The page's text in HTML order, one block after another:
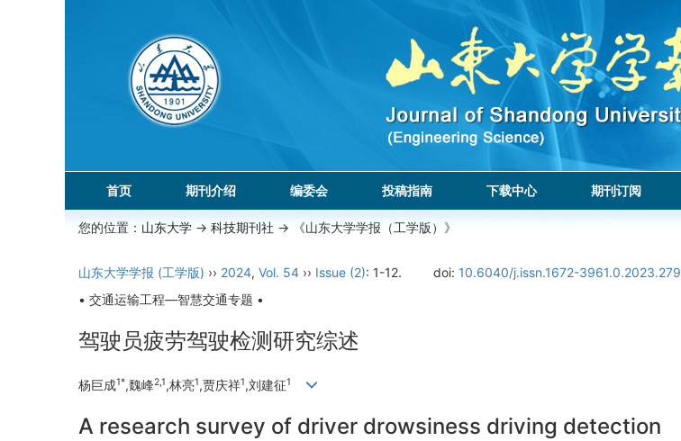
首页 期刊介绍 编委会 投稿指南 下载中心 期刊订阅
您的位置： 山东大学 -> 科技期刊社 -> 《山东大学学报（工学版）》
山东大学学报 (工学版) ›› 2024, Vol. 54 ›› Issue (2): 1-12. doi: 10.6040/j.issn.1672-3961.0.2023.279
• 交通运输工程—智慧交通专题 •
驾驶员疲劳驾驶检测研究综述
杨巨成1*,魏峰2,1,林亮1,贾庆祥1,刘建征1
A research survey of driver drowsiness driving detection